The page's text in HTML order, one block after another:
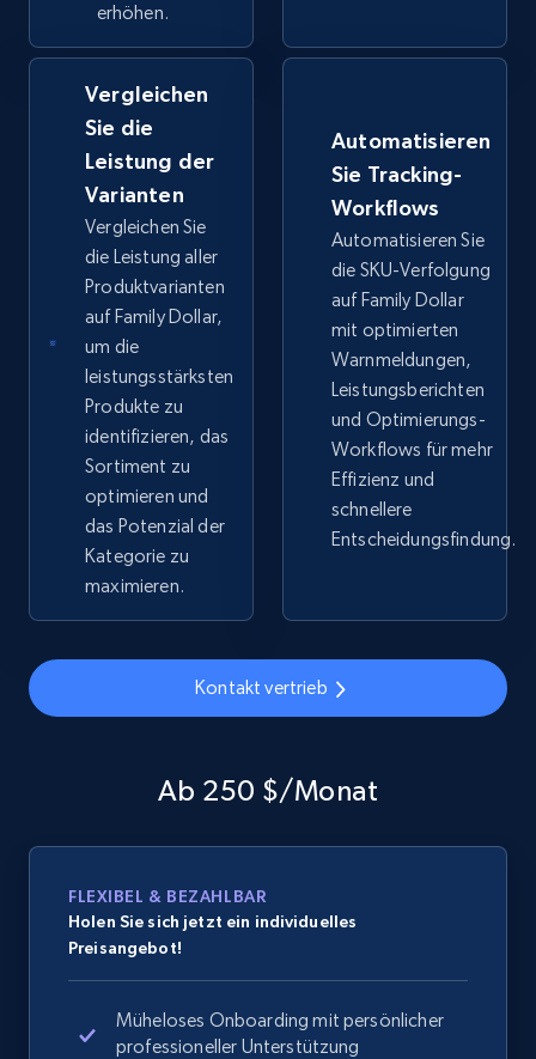
Google Shopping - collects products from
web using keywords
URL, Product id, Title, Product description,
Rating, Reviews count, Images, Variations, and
more.
2.4K+ 199+
Amazon products global dataset
Title, Seller name, Brand, Description, Initial
price, Currency, Availability, Reviews count, and
more.
2.1K+
products by specific category URL
Title, Seller name, Brand, Description, Initial
erhöhen.
Vergleichen
Sie die
Leistung der
Varianten
Vergleichen Sie
die Leistung aller
Produktvarianten
auf Family Dollar,
um die
leistungsstärksten
Produkte zu
identifizieren, das
Sortiment zu
optimieren und
das Potenzial der
Kategorie zu
maximieren.
Automatisieren
Sie Tracking-
Workflows
Automatisieren Sie
die SKU-Verfolgung
auf Family Dollar
mit optimierten
Warnmeldungen,
Leistungsberichten
und Optimierungs-
Workflows für mehr
Effizienz und
schnellere
Entscheidungsfindung.
Kontakt vertrieb
Ab 250 $/Monat
FLEXIBEL & BEZAHLBAR
Holen Sie sich jetzt ein individuelles
Preisangebot!
Müheloses Onboarding mit persönlicher
professioneller Unterstützung